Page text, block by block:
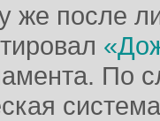
же после
По